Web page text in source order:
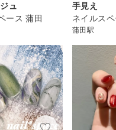
ュ
ース 蒲田
手見え
ネイルス
蒲田駅